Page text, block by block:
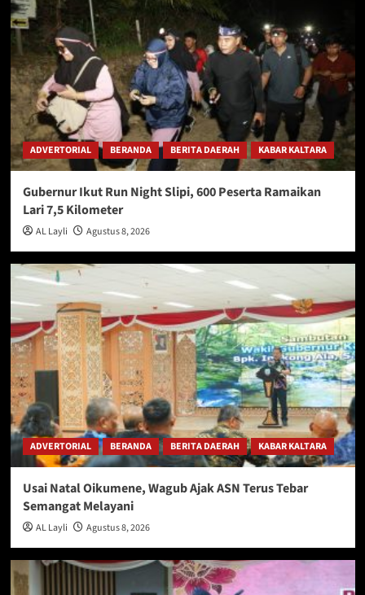
ADVERTORIAL BERANDA BERITA DAERAH KABAR KALTARA
Gubernur Ikut Run Night Slipi, 600 Peserta Ramaikan
Lari 7,5 Kilometer
AL Layli Agustus 8, 2026
ADVERTORIAL BERANDA BERITA DAERAH KABAR KALTARA
Usai Natal Oikumene, Wagub Ajak ASN Terus Tebar
Semangat Melayani
AL Layli Agustus 8, 2026